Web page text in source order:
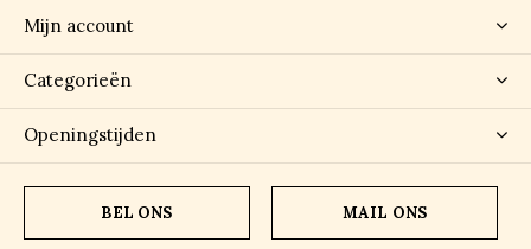
Mijn account
Categorieën
Openingstijden
BEL ONS MAIL ONS